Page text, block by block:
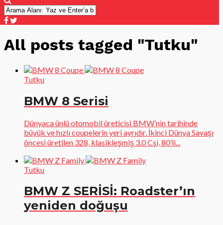
All posts tagged "Tutku"
Tutku
BMW 8 Serisi
Dünyaca ünlü otomobil üreticisi BMW’nin tarihinde
büyük ve hızlı coupelerin yeri ayrıdır. İkinci Dünya Savaşı
öncesi üretilen 328, klasikleşmiş 3.0 Csi, 80’li...
Tutku
BMW Z SERİSİ: Roadster’ın
yeniden doğuşu